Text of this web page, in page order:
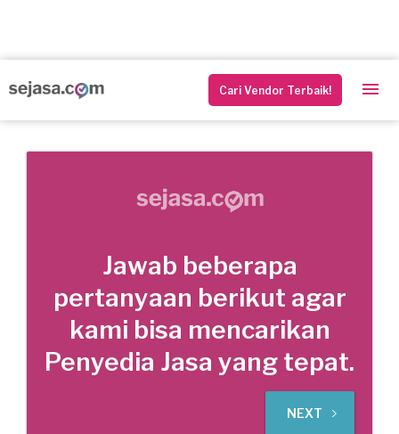
Cari Vendor Terbaik!
Jawab beberapa
pertanyaan berikut agar
kami bisa mencarikan
Penyedia Jasa yang tepat.
NEXT